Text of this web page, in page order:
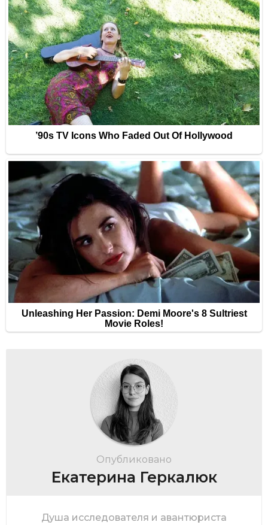
Опубликовано
Екатерина Геркалюк
Душа исследователя и авантюриста